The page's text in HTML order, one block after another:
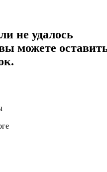
не удалось
можете